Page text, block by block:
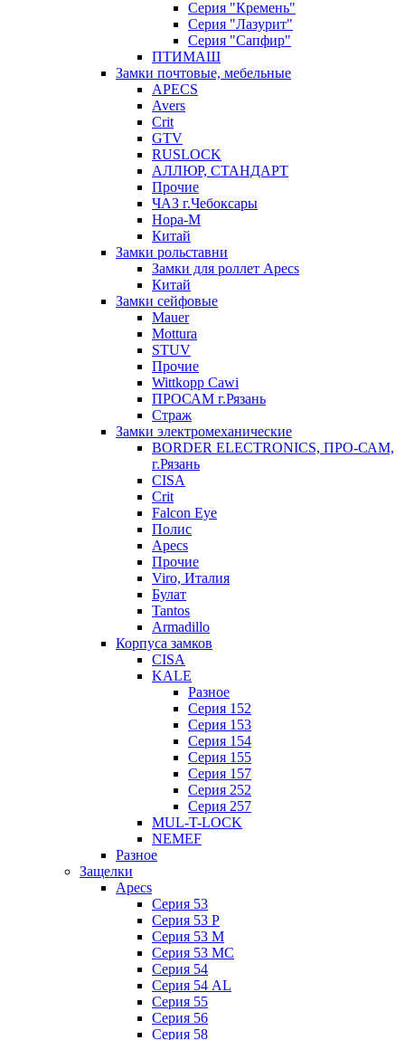
Серия "Кремень"
Серия "Лазурит"
Серия "Сапфир"
ПТИМАШ
Замки почтовые, мебельные
APECS
Avers
Crit
GTV
RUSLOCK
АЛЛЮР, СТАНДАРТ
Прочие
ЧАЗ г.Чебоксары
Нора-М
Китай
Замки рольставни
Замки для роллет Apecs
Китай
Замки сейфовые
Mauer
Mottura
STUV
Прочие
Wittkopp Cawi
ПРОСАМ г.Рязань
Страж
Замки электромеханические
BORDER ELECTRONICS, ПРО-САМ,
г.Рязань
CISA
Crit
Falcon Eye
Полис
Apecs
Прочие
Viro, Италия
Булат
Tantos
Armadillo
Корпуса замков
CISA
KALE
Разное
Серия 152
Серия 153
Серия 154
Серия 155
Серия 157
Серия 252
Серия 257
MUL-T-LOCK
NEMEF
Разное
Защелки
Apecs
Серия 53
Серия 53 P
Серия 53 М
Серия 53 МC
Серия 54
Серия 54 AL
Серия 55
Серия 56
Серия 58